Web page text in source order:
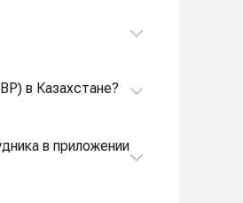
в Казахстане?
в приложении